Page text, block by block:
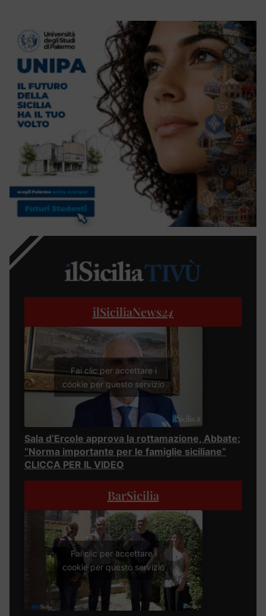
ilSiciliaNews24
Fai clic per accettare i
cookie per questo servizio
Sala d’Ercole approva la rottamazione, Abbate:
“Norma importante per le famiglie siciliane”
CLICCA PER IL VIDEO
BarSicilia
Fai clic per accettare i
cookie per questo servizio